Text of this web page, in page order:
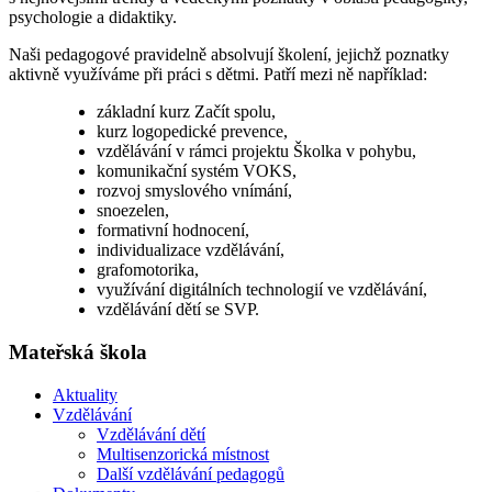
psychologie a didaktiky.
Naši pedagogové pravidelně absolvují školení, jejichž poznatky
aktivně využíváme při práci s dětmi. Patří mezi ně například:
základní kurz Začít spolu,
kurz logopedické prevence,
vzdělávání v rámci projektu Školka v pohybu,
komunikační systém VOKS,
rozvoj smyslového vnímání,
snoezelen,
formativní hodnocení,
individualizace vzdělávání,
grafomotorika,
využívání digitálních technologií ve vzdělávání,
vzdělávání dětí se SVP.
Mateřská škola
Aktuality
Vzdělávání
Vzdělávání dětí
Multisenzorická místnost
Další vzdělávání pedagogů